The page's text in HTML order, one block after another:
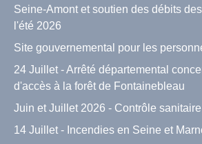
Seine-Amont et soutien des débits
l'été 2026
Site gouvernemental pour les
24 Juillet - Arrêté départemental
d'accès à la forêt de Fontainebleau
Juin et Juillet 2026 - Contrôle
14 Juillet - Incendies en Seine et